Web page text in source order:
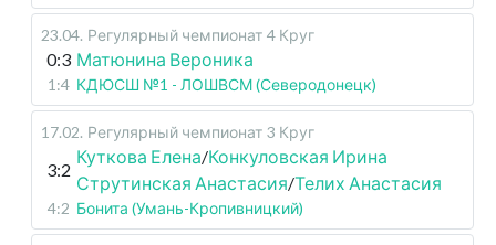
23.04. Регулярный чемпионат 4 Круг
0:3 Матюнина Вероника
1:4 КДЮСШ №1 - ЛОШВСМ (Северодонецк)
17.02. Регулярный чемпионат 3 Круг
3:2
Куткова Елена/Конкуловская Ирина
Струтинская Анастасия/Телих Анастасия
4:2 Бонита (Умань-Кропивницкий)